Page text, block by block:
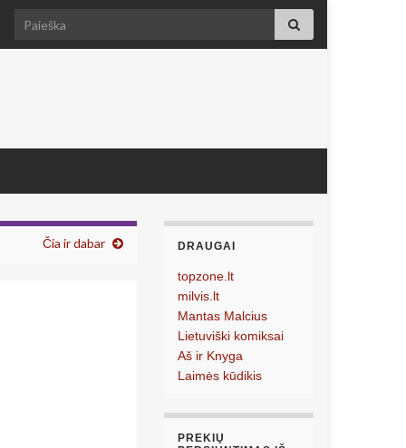
Search for:
Čia ir dabar DRAUGAI
topzone.lt
milvis.lt
Mantas Malcius
Lietuviški komiksai
Aš ir Knyga
Laimės kūdikis
PREKIŲ